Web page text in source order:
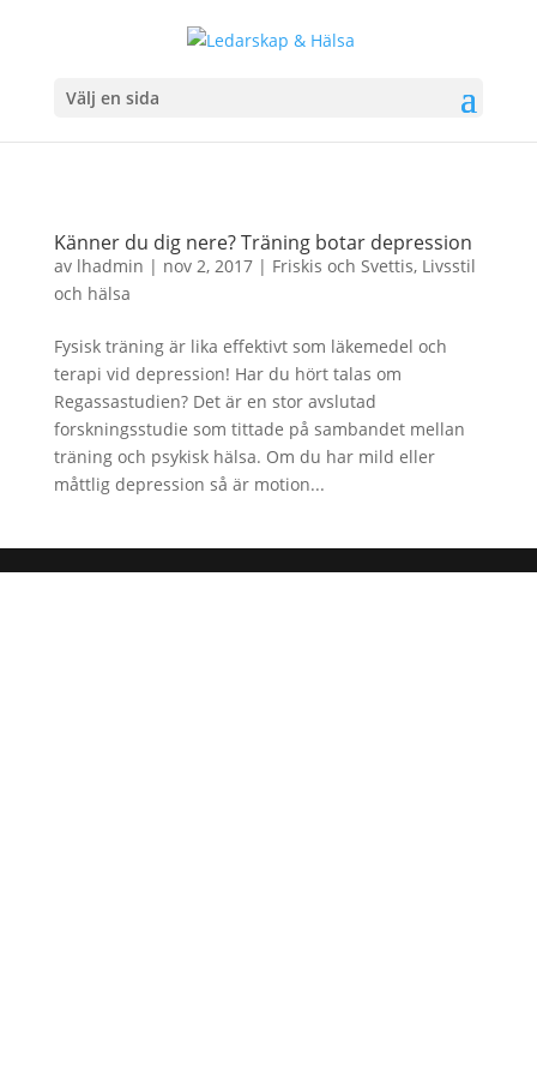
Välj en sida
Känner du dig nere? Träning botar depression
av lhadmin | nov 2, 2017| Friskis och Svettis, Livsstil
och hälsa
Fysisk träning är lika effektivt som läkemedel och
terapi vid depression! Har du hört talas om
Regassastudien? Det är en stor avslutad
forskningsstudie som tittade på sambandet mellan
träning och psykisk hälsa. Om du har mild eller
måttlig depression så är motion...